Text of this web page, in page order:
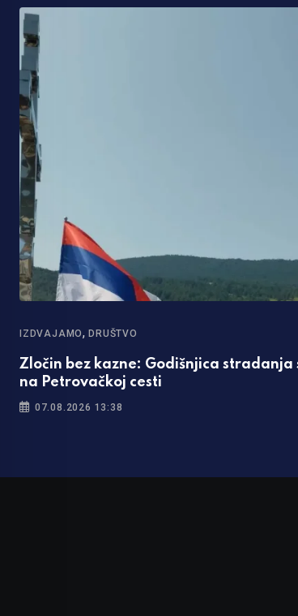
IZDVAJAMO,DRUŠTVO
Zločin bez kazne: Godišnjica stradanja
na Petrovačkoj cesti
07.08.2026 13:38